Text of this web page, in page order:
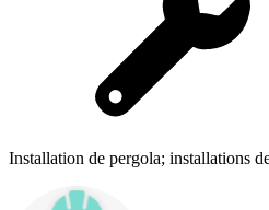
Installation de pergola; installations